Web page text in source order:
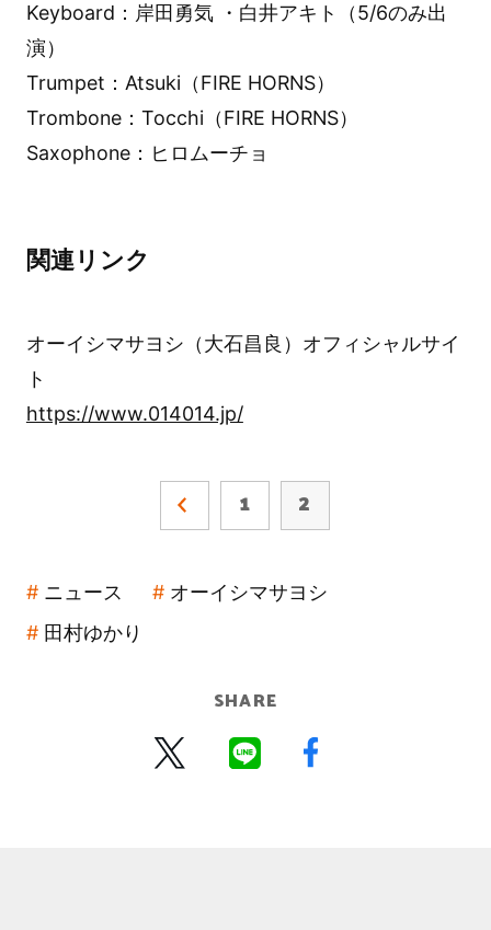
Keyboard：岸田勇気 ・白井アキト（5/6のみ出
演）
Trumpet：Atsuki（FIRE HORNS）
Trombone：Tocchi（FIRE HORNS）
Saxophone：ヒロムーチョ
関連リンク
オーイシマサヨシ（大石昌良）オフィシャルサイ
ト
https://www.014014.jp/
1 2
ニュース
オーイシマサヨシ
田村ゆかり
SHARE